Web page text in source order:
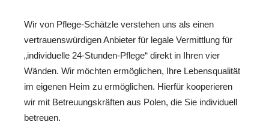
Wir von Pflege-Schätzle verstehen uns als einen
vertrauenswürdigen Anbieter für legale Vermittlung für
„individuelle 24-Stunden-Pflege“ direkt in Ihren vier
Wänden. Wir möchten ermöglichen, Ihre Lebensqualität
im eigenen Heim zu ermöglichen. Hierfür kooperieren
wir mit Betreuungskräften aus Polen, die Sie individuell
betreuen.